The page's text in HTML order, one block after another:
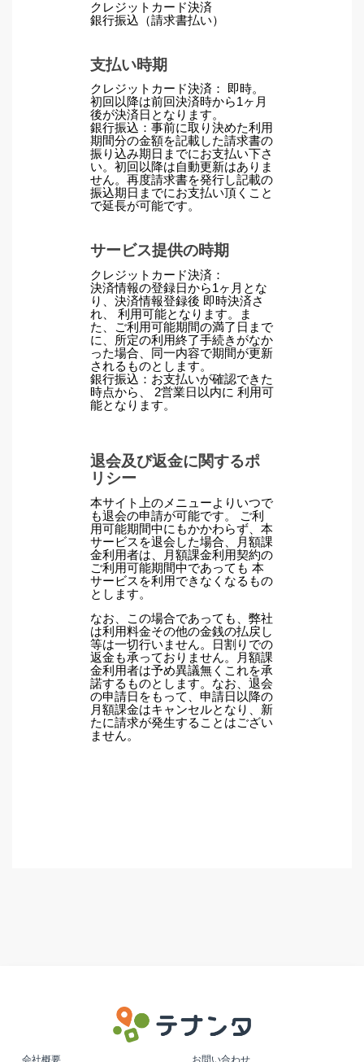
クレジットカード決済
銀行振込（請求書払い）
支払い時期
クレジットカード決済：
即時。
初回以降は前回決済時から1ヶ月
後が決済日となります。
銀行振込：事前に取り決めた利用
期間分の金額を記載した請求書の
振り込み期日までにお支払い下さ
い。初回以降は自動更新はありま
せん。再度請求書を発行し記載の
振込期日までにお支払い頂くこと
で延長が可能です。
サービス提供の時期
クレジットカード決済：
決済情報の登録日から1ヶ月とな
り、決済情報登録後 即時決済さ
れ、
利用可能となります。ま
た、ご利用可能期間の満了日まで
に、所定の利用終了手続きがなか
った場合、同一内容で期間が更新
されるものとします。
銀行振込：お支払いが確認できた
時点から、
2営業日以内に 利用可
能となります。
退会及び返金に関するポ
リシー
本サイト上のメニューよりいつで
も退会の申請が可能です。
ご利
用可能期間中にもかかわらず、本
サービスを退会した場合、月額課
金利用者は、月額課金利用契約の
ご利用可能期間中であっても 本
サービスを利用できなくなるもの
とします。
なお、この場合であっても、弊社
は利用料金その他の金銭の払戻し
等は一切行いません。日割りでの
返金も承っておりません。月額課
金利用者は予め異議無くこれを承
諾するものとします。なお、退会
の申請日をもって、申請日以降の
月額課金はキャンセルとなり、新
たに請求が発生することはござい
ません。
会社概要 お問い合わせ